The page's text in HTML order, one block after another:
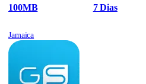
100MB 7 Dias
Jamaica